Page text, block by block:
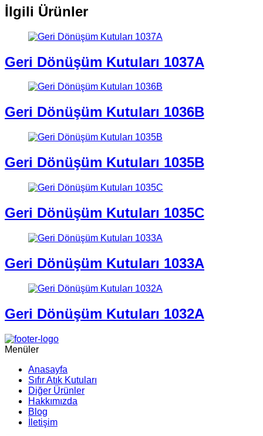
İlgili Ürünler
Geri Dönüşüm Kutuları 1037A
Geri Dönüşüm Kutuları 1036B
Geri Dönüşüm Kutuları 1035B
Geri Dönüşüm Kutuları 1035C
Geri Dönüşüm Kutuları 1033A
Geri Dönüşüm Kutuları 1032A
Menüler
Anasayfa
Sıfır Atık Kutuları
Diğer Ürünler
Hakkımızda
Blog
İletişim